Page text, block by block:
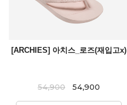
[ARCHIES] 아치스_로즈(재입고x)
54,900 54,900